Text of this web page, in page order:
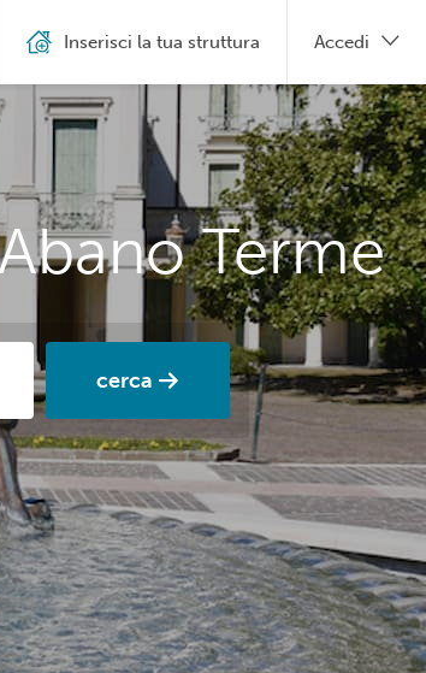
Terme
cerca
Inserisci la tua struttura Accedi